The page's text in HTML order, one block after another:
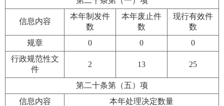
信息内容
本年制发件
数
本年废止件
数
现行有效件
数
规章
0 0
0
行政规范性文
件
2 13 25
第二十条第（五）项
信息内容
本年处理决定数量